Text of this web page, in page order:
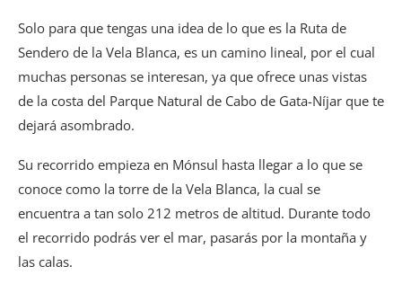
Solo para que tengas una idea de lo que es la Ruta de
Sendero de la Vela Blanca, es un camino lineal, por el cual
muchas personas se interesan, ya que ofrece unas vistas
de la costa del Parque Natural de Cabo de Gata-Níjar que te
dejará asombrado.
Su recorrido empieza en Mónsul hasta llegar a lo que se
conoce como la torre de la Vela Blanca, la cual se
encuentra a tan solo 212 metros de altitud. Durante todo
el recorrido podrás ver el mar, pasarás por la montaña y
las calas.